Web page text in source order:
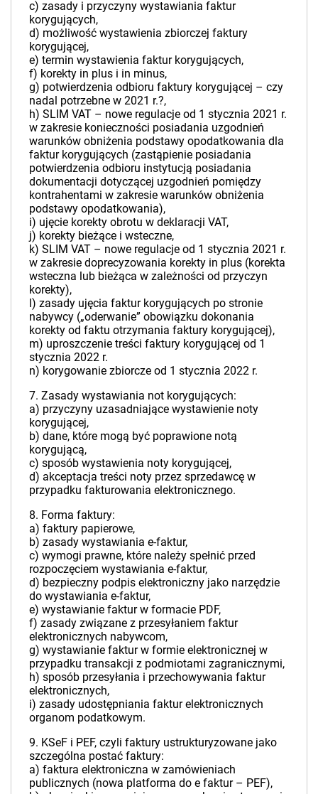
c) zasady i przyczyny wystawiania faktur
korygujących,
d) możliwość wystawienia zbiorczej faktury
korygującej,
e) termin wystawienia faktur korygujących,
f) korekty in plus i in minus,
g) potwierdzenia odbioru faktury korygującej – czy
nadal potrzebne w 2021 r.?,
h) SLIM VAT – nowe regulacje od 1 stycznia 2021 r.
w zakresie konieczności posiadania uzgodnień
warunków obniżenia podstawy opodatkowania dla
faktur korygujących (zastąpienie posiadania
potwierdzenia odbioru instytucją posiadania
dokumentacji dotyczącej uzgodnień pomiędzy
kontrahentami w zakresie warunków obniżenia
podstawy opodatkowania),
i) ujęcie korekty obrotu w deklaracji VAT,
j) korekty bieżące i wsteczne,
k) SLIM VAT – nowe regulacje od 1 stycznia 2021 r.
w zakresie doprecyzowania korekty in plus (korekta
wsteczna lub bieżąca w zależności od przyczyn
korekty),
l) zasady ujęcia faktur korygujących po stronie
nabywcy („oderwanie” obowiązku dokonania
korekty od faktu otrzymania faktury korygującej),
m) uproszczenie treści faktury korygującej od 1
stycznia 2022 r.
n) korygowanie zbiorcze od 1 stycznia 2022 r.
7. Zasady wystawiania not korygujących:
a) przyczyny uzasadniające wystawienie noty
korygującej,
b) dane, które mogą być poprawione notą
korygującą,
c) sposób wystawienia noty korygującej,
d) akceptacja treści noty przez sprzedawcę w
przypadku fakturowania elektronicznego.
8. Forma faktury:
a) faktury papierowe,
b) zasady wystawiania e-faktur,
c) wymogi prawne, które należy spełnić przed
rozpoczęciem wystawiania e-faktur,
d) bezpieczny podpis elektroniczny jako narzędzie
do wystawiania e-faktur,
e) wystawianie faktur w formacie PDF,
f) zasady związane z przesyłaniem faktur
elektronicznych nabywcom,
g) wystawianie faktur w formie elektronicznej w
przypadku transakcji z podmiotami zagranicznymi,
h) sposób przesyłania i przechowywania faktur
elektronicznych,
i) zasady udostępniania faktur elektronicznych
organom podatkowym.
9. KSeF i PEF, czyli faktury ustrukturyzowane jako
szczególna postać faktury:
a) faktura elektroniczna w zamówieniach
publicznych (nowa platforma do e faktur – PEF),